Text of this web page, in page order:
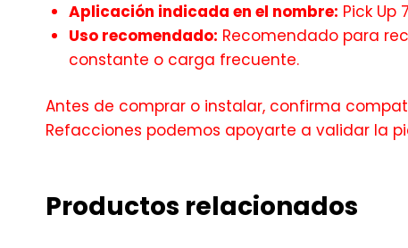
Aplicación indicada en el nombre: Pick Up
Uso recomendado: Recomendado para
constante o carga frecuente.
Antes de comprar o instalar, confirma
Refacciones podemos apoyarte a validar la
Productos relacionados